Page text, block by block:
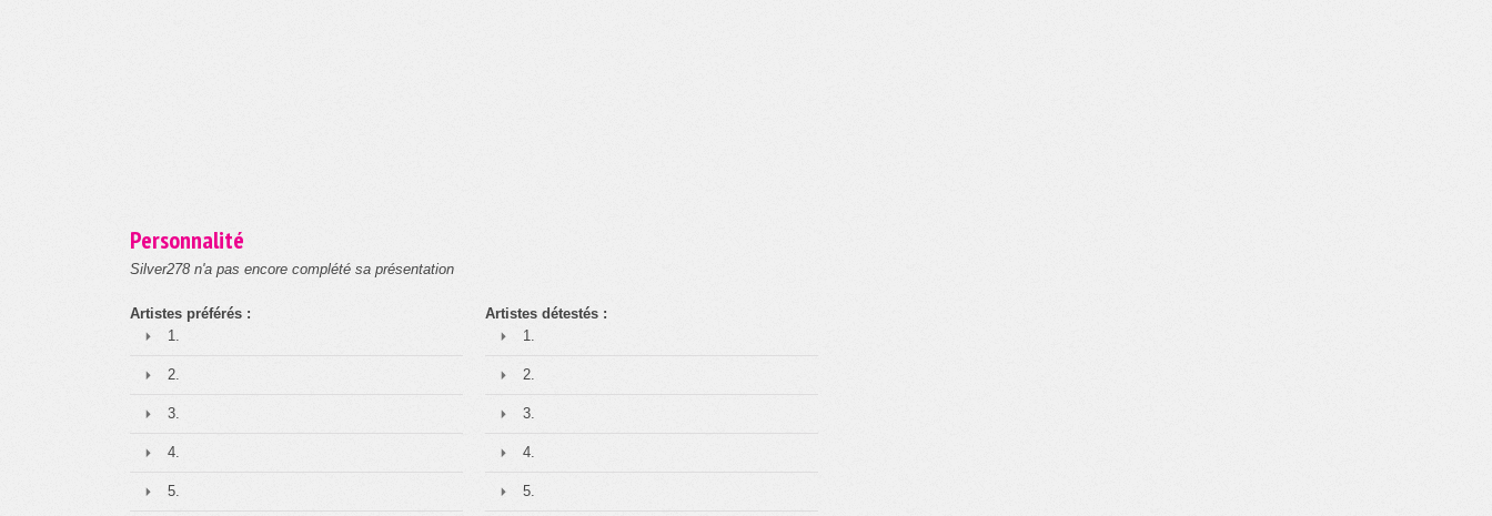
Personnalité
Silver278 n'a pas encore complété sa présentation
Artistes préférés :
1.
2.
3.
4.
5.
Artistes détestés :
1.
2.
3.
4.
5.